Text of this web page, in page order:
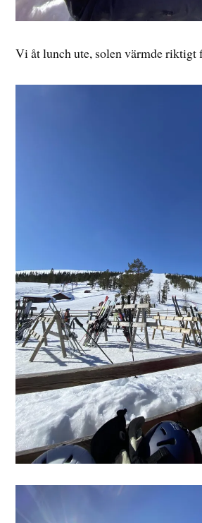
Vi åt lunch ute, solen värmde riktigt